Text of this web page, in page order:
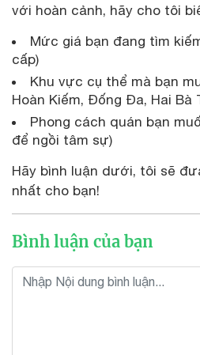
với hoàn cảnh, hãy cho tôi
Mức giá bạn đang tìm
cấp)
Khu vực cụ thể mà bạn
Hoàn Kiếm, Đống Đa, Hai Bà
Phong cách quán bạn
để ngồi tâm sự)
Hãy bình luận dưới, tôi sẽ
nhất cho bạn!
Bình luận của bạn